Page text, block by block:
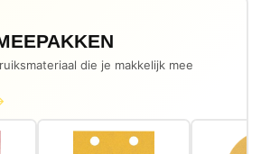
die je makkelijk mee